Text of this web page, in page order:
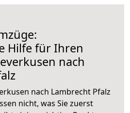
Hilfe für Ihren
nach
nach Lambrecht Pfalz
nicht, was Sie zuerst